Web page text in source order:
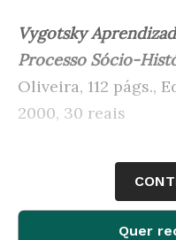
Vygotsky
Processo Sócio-
Oliveira, 112 págs.,
2000, 30 reais
Quer